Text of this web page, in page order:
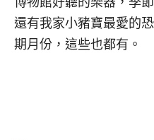
還有我家小豬寶最愛的
期月份，這些也都有。